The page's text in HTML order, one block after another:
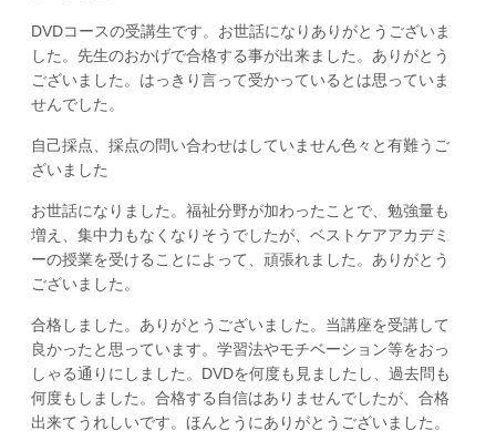
DVDコースの受講生です。お世話になりありがとうございま
した。先生のおかげで合格する事が出来ました。ありがとう
ございました。はっきり言って受かっているとは思っていま
せんでした。
自己採点、採点の問い合わせはしていません色々と有難うご
ざいました
お世話になりました。福祉分野が加わったことで、勉強量も
増え、集中力もなくなりそうでしたが、ベストケアアカデミ
ーの授業を受けることによって、頑張れました。ありがとう
ございました。
合格しました。ありがとうございました。当講座を受講して
良かったと思っています。学習法やモチベーション等をおっ
しゃる通りにしました。DVDを何度も見ましたし、過去問も
何度もしました。合格する自信はありませんでしたが、合格
出来てうれしいです。ほんとうにありがとうございました。